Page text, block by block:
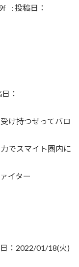
: 投稿日：
：
け持つぜってバロ
でスマイト圏内に
イター
：2022/01/18(火)